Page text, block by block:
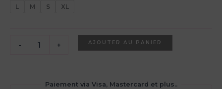
L M S XL
- + AJOUTER AU PANIER
Paiement via Visa, Mastercard et plus..